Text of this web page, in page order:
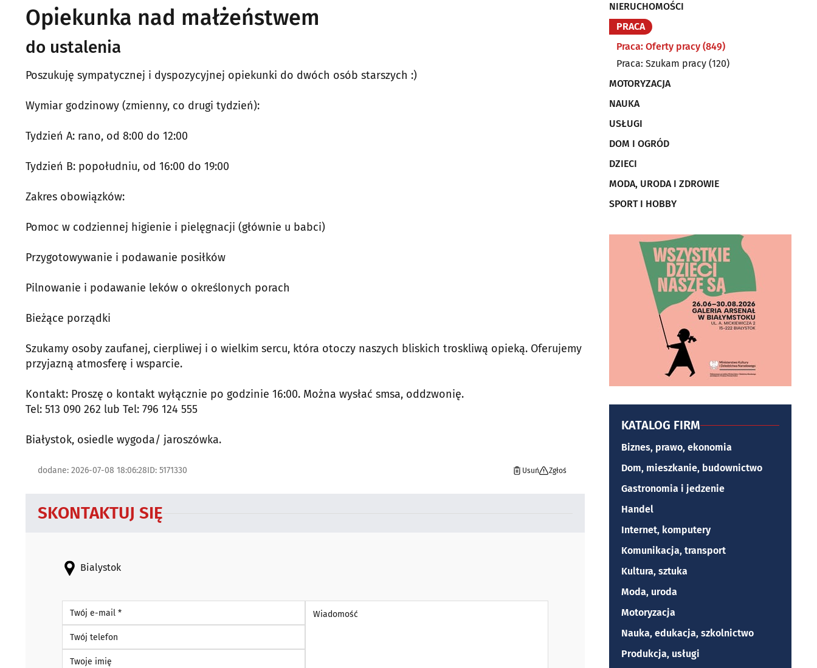
Opiekunka nad małżeństwem
do ustalenia
Poszukuję sympatycznej i dyspozycyjnej opiekunki do dwóch osób starszych :)
Wymiar godzinowy (zmienny, co drugi tydzień):
Tydzień A: rano, od 8:00 do 12:00
Tydzień B: popołudniu, od 16:00 do 19:00
Zakres obowiązków:
Pomoc w codziennej higienie i pielęgnacji (głównie u babci)
Przygotowywanie i podawanie posiłków
Pilnowanie i podawanie leków o określonych porach
Bieżące porządki
Szukamy osoby zaufanej, cierpliwej i o wielkim sercu, która otoczy naszych bliskich troskliwą opieką. Oferujemy
przyjazną atmosferę i wsparcie.
Kontakt: Proszę o kontakt wyłącznie po godzinie 16:00. Można wysłać smsa, oddzwonię.
Tel: 513 090 262 lub Tel: 796 124 555
Białystok, osiedle wygoda/ jaroszówka.
dodane: 2026-07-08 18:06:28ID: 5171330 Usuń Zgłoś
SKONTAKTUJ SIĘ
Bialystok
NIERUCHOMOŚCI
PRACA
Praca: Oferty pracy (849)
Praca: Szukam pracy (120)
MOTORYZACJA
NAUKA
USŁUGI
DOM I OGRÓD
DZIECI
MODA, URODA I ZDROWIE
SPORT I HOBBY
KATALOG FIRM
Biznes, prawo, ekonomia
Dom, mieszkanie, budownictwo
Gastronomia i jedzenie
Handel
Internet, komputery
Komunikacja, transport
Kultura, sztuka
Moda, uroda
Motoryzacja
Nauka, edukacja, szkolnictwo
Produkcja, usługi